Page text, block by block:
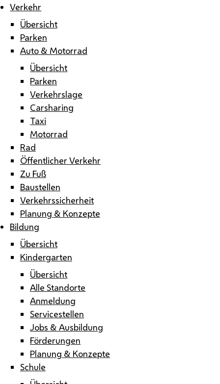
Verkehr
Übersicht
Parken
Auto & Motorrad
Übersicht
Parken
Verkehrslage
Carsharing
Taxi
Motorrad
Rad
Öffentlicher Verkehr
Zu Fuß
Baustellen
Verkehrssicherheit
Planung & Konzepte
Bildung
Übersicht
Kindergarten
Übersicht
Alle Standorte
Anmeldung
Servicestellen
Jobs & Ausbildung
Förderungen
Planung & Konzepte
Schule